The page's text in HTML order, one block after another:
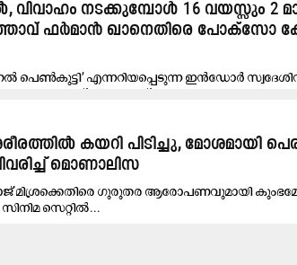
വിവാഹം നടക്കുമ്പോൾ 16 വയസ്സും 2
ഫർമാൻ ഖാനെതിരെ പോക്സോ
പെൺകുട്ടി’ എന്നറിയപ്പെടുന്ന ഇൻഡോർ
പോക്സോ കേസ്...
കയറി പിടിച്ചു, മോശമായി
മൊണാലിസ
മിശ്രക്കെതിരെ ഗുരുതര ആരോപണവുമായി
സെറ്റിൽ...